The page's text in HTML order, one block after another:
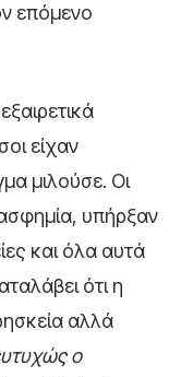
επόμενο
είχαν
μιλούσε. Οι
υπήρξαν
και όλα αυτά
ότι η
αλλά
ο